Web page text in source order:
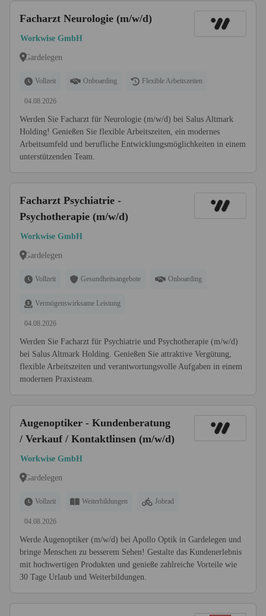
Facharzt Neurologie (m/w/d)
Workwise GmbH
Gardelegen
Vollzeit Onboarding Flexible Arbeitszeiten
04.08.2026
Werden Sie Facharzt für Neurologie (m/w/d) bei Salus Altmark
Holding! Genießen Sie flexible Arbeitszeiten, ein modernes
Arbeitsumfeld und berufliche Entwicklungsmöglichkeiten in einem
unterstützenden Team.
Facharzt Psychiatrie -
Psychotherapie (m/w/d)
Workwise GmbH
Gardelegen
Vollzeit Gesundheitsangebote Onboarding
Vermögenswirksame Leistung
04.08.2026
Werden Sie Facharzt für Psychiatrie und Psychotherapie (m/w/d)
bei Salus Altmark Holding. Genießen Sie attraktive Vergütung,
flexible Arbeitszeiten und verantwortungsvolle Aufgaben in einem
modernen Praxisteam.
Augenoptiker - Kundenberatung
/ Verkauf / Kontaktlinsen (m/w/d)
Workwise GmbH
Gardelegen
Vollzeit Weiterbildungen Jobrad
04.08.2026
Werde Augenoptiker (m/w/d) bei Apollo Optik in Gardelegen und
bringe Menschen zu besserem Sehen! Gestalte das Kundenerlebnis
mit hochwertigen Produkten und genieße zahlreiche Vorteile wie
30 Tage Urlaub und Weiterbildungen.